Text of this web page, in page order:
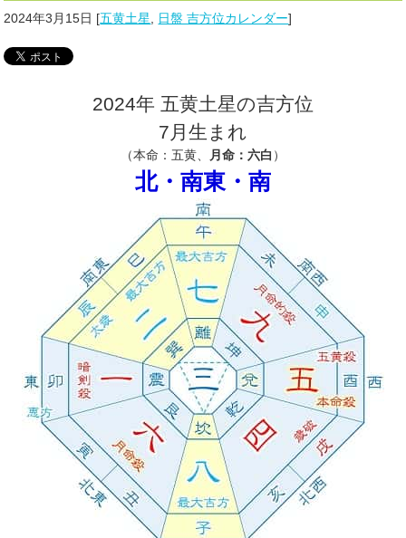
2024年3月15日 [五黄土星 日盤 吉方位カレンダー]
2024年 五黄土星の吉方位
7月生まれ
（本命：五黄、 月命：六白 ）
北・南東・南